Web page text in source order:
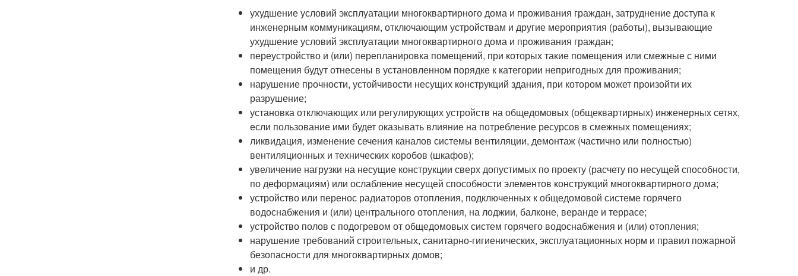
ухудшение условий эксплуатации многоквартирного дома и проживания граждан, затруднение доступа к
инженерным коммуникациям, отключающим устройствам и другие мероприятия (работы), вызывающие
ухудшение условий эксплуатации многоквартирного дома и проживания граждан;
переустройство и (или) перепланировка помещений, при которых такие помещения или смежные с ними
помещения будут отнесены в установленном порядке к категории непригодных для проживания;
нарушение прочности, устойчивости несущих конструкций здания, при котором может произойти их
разрушение;
установка отключающих или регулирующих устройств на общедомовых (общеквартирных) инженерных сетях,
если пользование ими будет оказывать влияние на потребление ресурсов в смежных помещениях;
ликвидация, изменение сечения каналов системы вентиляции, демонтаж (частично или полностью)
вентиляционных и технических коробов (шкафов);
увеличение нагрузки на несущие конструкции сверх допустимых по проекту (расчету по несущей способности,
по деформациям) или ослабление несущей способности элементов конструкций многоквартирного дома;
устройство или перенос радиаторов отопления, подключенных к общедомовой системе горячего
водоснабжения и (или) центрального отопления, на лоджии, балконе, веранде и террасе;
устройство полов с подогревом от общедомовых систем горячего водоснабжения и (или) отопления;
нарушение требований строительных, санитарно-гигиенических, эксплуатационных норм и правил пожарной
безопасности для многоквартирных домов;
и др.